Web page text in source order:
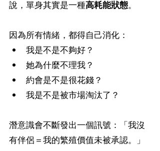
說，單身其實是一種高耗能狀態。
因為所有情緒，都得自己消化：
我是不是不夠好？
她為什麼不理我？
約會是不是很花錢？
我是不是被市場淘汰了？
潛意識會不斷發出一個訊號：「我沒
有伴侶＝我的繁殖價值未被承認。」